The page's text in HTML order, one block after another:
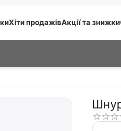
Хіти продажівАкції та знижки